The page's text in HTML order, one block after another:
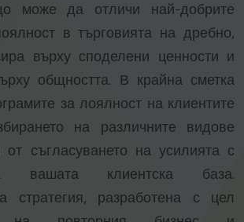
може да отличи най-добрите
в търговията на дребно,
върху споделени ценности и
общността. В крайна сметка
за лоялност на клиентите
на различните видове
от съгласуването на усилията с
вашата клиентска база.
стратегия, разработена с цел